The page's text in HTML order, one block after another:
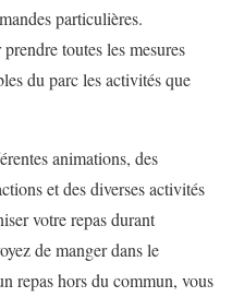
particulières.
toutes les mesures
du parc les activités que
animations, des
et des diverses activités
votre repas durant
de manger dans le
repas hors du commun, vous